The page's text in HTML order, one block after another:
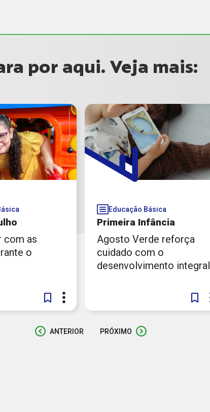
por aqui. Veja mais:
com as
o
Educação Básica
Primeira Infância
Agosto Verde reforça
cuidado com o
desenvolvimento integral
ANTERIOR PRÓXIMO